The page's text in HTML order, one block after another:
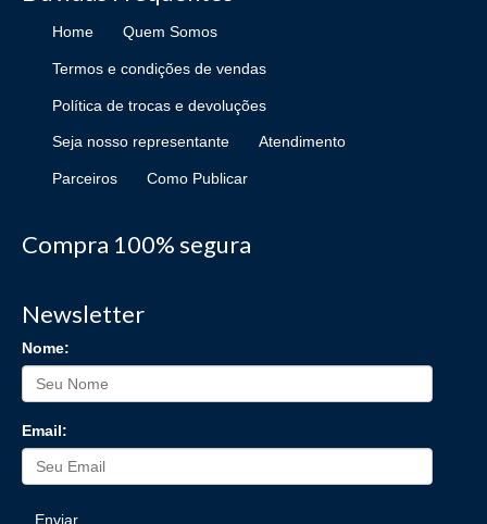
Home Quem Somos
Termos e condições de vendas
Política de trocas e devoluções
Seja nosso representante Atendimento
Parceiros Como Publicar
Compra 100% segura
Newsletter
Nome:
Email:
Enviar